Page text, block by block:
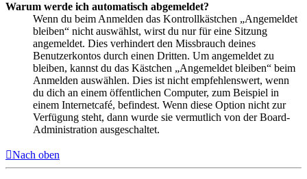
Warum werde ich automatisch abgemeldet?
Wenn du beim Anmelden das Kontrollkästchen „Angemeldet
bleiben“ nicht auswählst, wirst du nur für eine Sitzung
angemeldet. Dies verhindert den Missbrauch deines
Benutzerkontos durch einen Dritten. Um angemeldet zu
bleiben, kannst du das Kästchen „Angemeldet bleiben“ beim
Anmelden auswählen. Dies ist nicht empfehlenswert, wenn
du dich an einem öffentlichen Computer, zum Beispiel in
einem Internetcafé, befindest. Wenn diese Option nicht zur
Verfügung steht, dann wurde sie vermutlich von der Board-
Administration ausgeschaltet.
Nach oben